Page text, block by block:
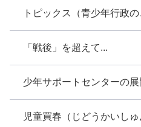
トピックス（青少年行政
「戦後」を超えて...
少年サポートセンターの展
児童買春（じどうかいし